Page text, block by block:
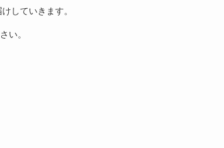
していきます。
い。